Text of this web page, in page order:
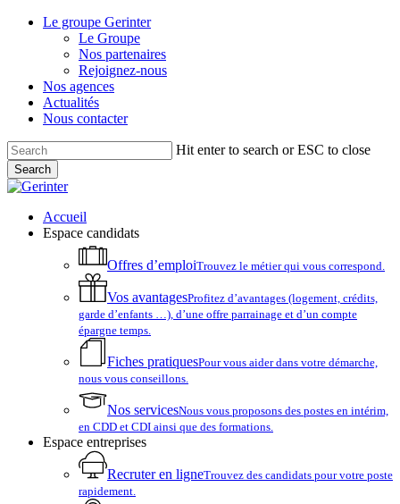
Skip
Le groupe Gerinter
Le Groupe
Nos partenaires
Rejoignez-nous
Nos agences
Actualités
Nous contacter
Hit enter to search or ESC to close
Search
Close
account
Menu
Accueil
Espace candidats
Offres d’emploiTrouvez le métier qui vous correspond.
Vos avantagesProfitez d’avantages (logement, crédits,
garde d’enfants …), d’une offre parrainage et d’un compte
épargne temps.
Fiches pratiquesPour vous aider dans votre démarche,
nous vous conseillons.
Nos servicesNous vous proposons des postes en intérim,
en CDD et CDI ainsi que des formations.
Espace entreprises
Recruter en ligneTrouvez des candidats pour votre poste
rapidement.